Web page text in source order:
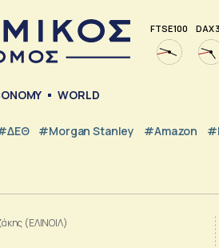
FTSE 100 DAX
WORLD
#Morgan Stanley #Amazon
(ΕΛΙΝΟΙΛ)